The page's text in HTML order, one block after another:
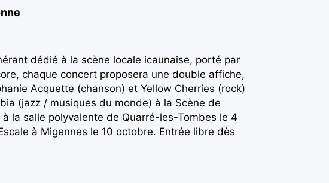
dédié à la scène locale icaunaise, porté par
chaque concert proposera une double affiche,
Acquette (chanson) et Yellow Cherries (rock)
(jazz / musiques du monde) à la Scène de
la salle polyvalente de Quarré-les-Tombes le 4
à Migennes le 10 octobre. Entrée libre dès